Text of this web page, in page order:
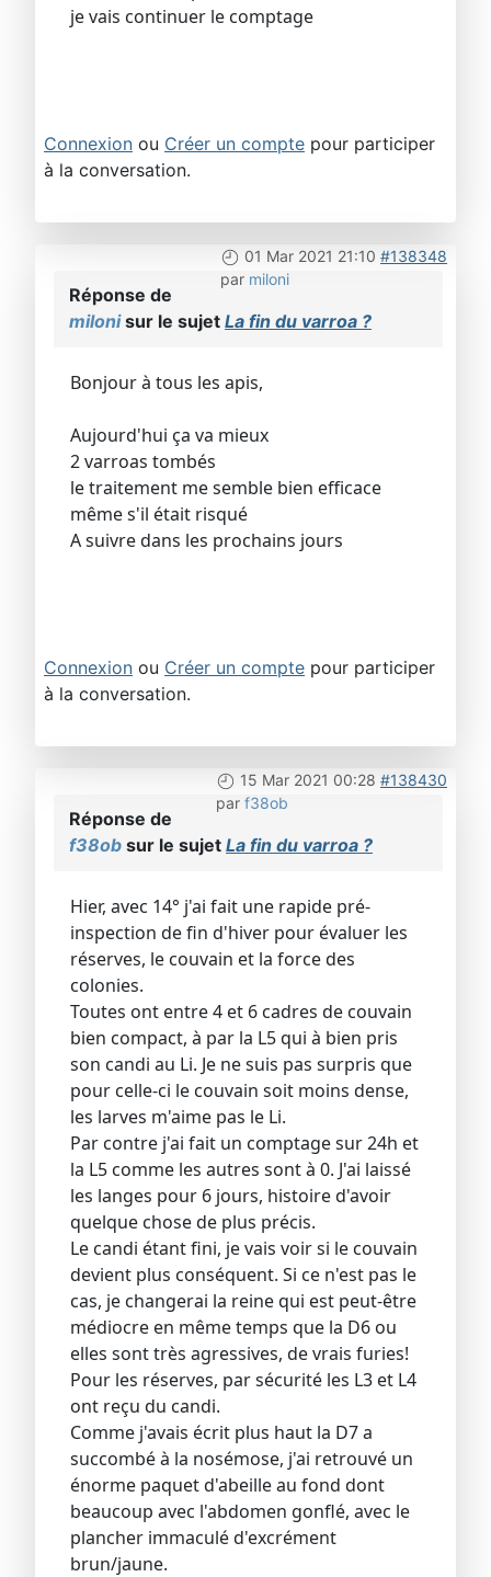
je vais continuer le comptage
Connexion ou Créer un compte pour participer
à la conversation.
01 Mar 2021 21:10 #138348
par miloni
Réponse de
milonisur le sujet La fin du varroa ?
Bonjour à tous les apis,
Aujourd'hui ça va mieux
2 varroas tombés
le traitement me semble bien efficace
même s'il était risqué
A suivre dans les prochains jours
Connexion ou Créer un compte pour participer
à la conversation.
15 Mar 2021 00:28 #138430
par f38ob
Réponse de
f38ob sur le sujet La fin du varroa ?
Hier, avec 14° j'ai fait une rapide pré-
inspection de fin d'hiver pour évaluer les
réserves, le couvain et la force des
colonies.
Toutes ont entre 4 et 6 cadres de couvain
bien compact, à par la L5 qui à bien pris
son candi au Li. Je ne suis pas surpris que
pour celle-ci le couvain soit moins dense,
les larves m'aime pas le Li.
Par contre j'ai fait un comptage sur 24h et
la L5 comme les autres sont à 0. J'ai laissé
les langes pour 6 jours, histoire d'avoir
quelque chose de plus précis.
Le candi étant fini, je vais voir si le couvain
devient plus conséquent. Si ce n'est pas le
cas, je changerai la reine qui est peut-être
médiocre en même temps que la D6 ou
elles sont très agressives, de vrais furies!
Pour les réserves, par sécurité les L3 et L4
ont reçu du candi.
Comme j'avais écrit plus haut la D7 a
succombé à la nosémose, j'ai retrouvé un
énorme paquet d'abeille au fond dont
beaucoup avec l'abdomen gonflé, avec le
plancher immaculé d'excrément
brun/jaune.